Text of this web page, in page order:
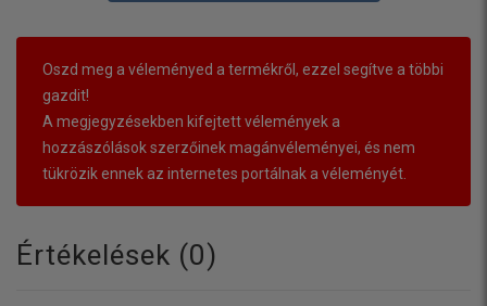
Oszd meg a véleményed a termékről, ezzel segítve a többi
gazdit!
A megjegyzésekben kifejtett vélemények a
hozzászólások szerzőinek magánvéleményei, és nem
tükrözik ennek az internetes portálnak a véleményét.
Értékelések (0)